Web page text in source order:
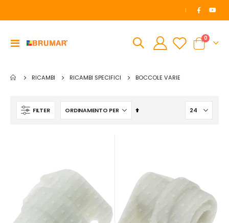
|
Toggle
Cart
0
RICAMBI RICAMBI SPECIFICI BOCCOLE VARIE
FILTER
Imposta